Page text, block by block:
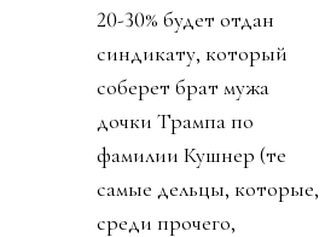
20-30% будет отдан
синдикату, который
соберет брат мужа
дочки Трампа по
фамилии Кушнер (те
самые дельцы, которые,
среди прочего,